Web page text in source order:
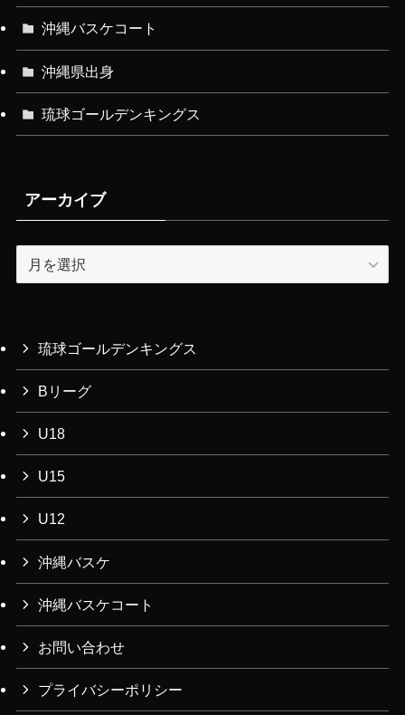
沖縄バスケコート
沖縄県出身
琉球ゴールデンキングス
アーカイブ
ー
ブ
琉球ゴールデンキングス
Bリーグ
U18
U15
U12
沖縄バスケ
沖縄バスケコート
お問い合わせ
プライバシーポリシー